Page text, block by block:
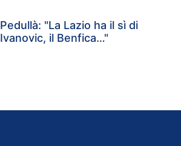
Pedullà: "La Lazio ha il sì di
Ivanovic, il Benfica…"